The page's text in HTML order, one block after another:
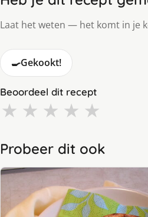
Laat het weten — het komt in je
🍳Gekookt!
Beoordeel dit recept
★ ★ ★ ★ ★
Probeer dit ook